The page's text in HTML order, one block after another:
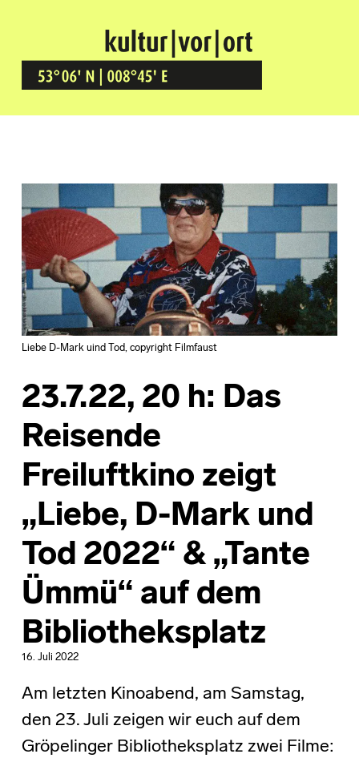
Kultur Vor Ort
BREMEN GRÖPELINGEN
Liebe D-Mark uind Tod, copyright Filmfaust
23.7.22, 20 h: Das
Reisende
Freiluftkino zeigt
„Liebe, D-Mark und
Tod 2022“ & „Tante
Ümmü“ auf dem
Bibliotheksplatz
16. Juli 2022
Am letzten Kinoabend, am Samstag,
den 23. Juli zeigen wir euch auf dem
Gröpelinger Bibliotheksplatz zwei Filme: